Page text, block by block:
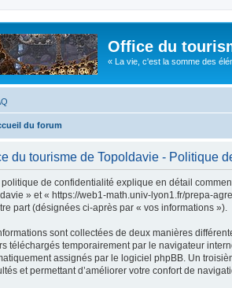
Office du
« La vie, c'est la somme des
du forum
du tourisme de Topoldavie - Politique
de confidentialité explique en détail
» et « https://web1-math.univ-lyon1.fr/prepa-
part (désignées ci-après par « vos informations »).
sont collectées de deux manières
téléchargés temporairement par le navigateur
assignés par le logiciel phpBB. Un
et permettant d’améliorer votre confort de